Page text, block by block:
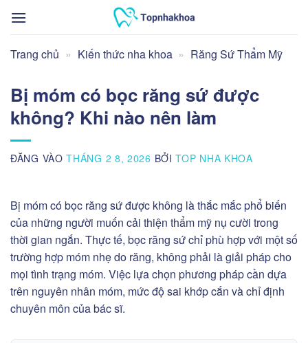
qua
dung
Trang chủ » Kiến thức nha khoa » Răng Sứ Thẩm Mỹ
Bị móm có bọc răng sứ được
không? Khi nào nên làm
ĐĂNG VÀOTHÁNG 2 8, 2026 BỞITOP NHA KHOA
Bị móm có bọc răng sứ được không là thắc mắc phổ biến
của những người muốn cải thiện thẩm mỹ nụ cười trong
thời gian ngắn. Thực tế, bọc răng sứ chỉ phù hợp với một số
trường hợp móm nhẹ do răng, không phải là giải pháp cho
mọi tình trạng móm. Việc lựa chọn phương pháp cần dựa
trên nguyên nhân móm, mức độ sai khớp cắn và chỉ định
chuyên môn của bác sĩ.